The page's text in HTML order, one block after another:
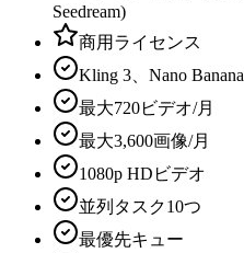
Seedream)
商用ライセンス
Kling 3 、Nano Banana
最大720ビデオ/月
最大3,600画像/月
1080p HDビデオ
並列タスク10つ
最優先キュー